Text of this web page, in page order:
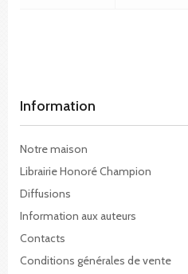
Information
Notre maison
Librairie Honoré Champion
Diffusions
Information aux auteurs
Contacts
Conditions générales de vente